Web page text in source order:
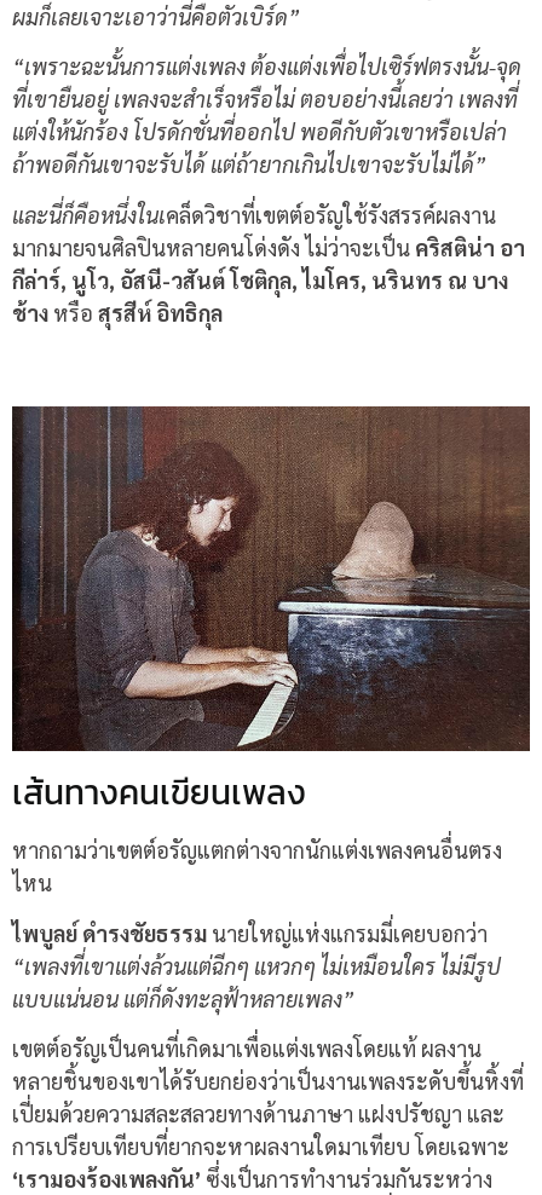
ผมก็เลยเจาะเอาว่านี่คือตัวเบิร์ด”
“เพราะฉะนั้นการแต่งเพลง ต้องแต่งเพื่อไปเซิร์ฟตรงนั้น-จุด
ที่เขายืนอยู่ เพลงจะสำเร็จหรือไม่ ตอบอย่างนี้เลยว่า เพลงที่
แต่งให้นักร้อง โปรดักชั่นที่ออกไป พอดีกับตัวเขาหรือเปล่า
ถ้าพอดีกันเขาจะรับได้ แต่ถ้ายากเกินไปเขาจะรับไม่ได้”
และนี่ก็คือหนึ่งในเคล็ดวิชาที่เขตต์อรัญใช้รังสรรค์ผลงาน
มากมายจนศิลปินหลายคนโด่งดัง ไม่ว่าจะเป็น คริสติน่า อา
กีล่าร์, นูโว, อัสนี-วสันต์ โชติกุล, ไมโคร, นรินทร ณ บาง
ช้าง หรือ สุรสีห์ อิทธิกุล
เส้นทางคนเขียนเพลง
หากถามว่าเขตต์อรัญแตกต่างจากนักแต่งเพลงคนอื่นตรง
ไหน
ไพบูลย์ ดำรงชัยธรรม นายใหญ่แห่งแกรมมี่เคยบอกว่า
“เพลงที่เขาแต่งล้วนแต่ฉีกๆ แหวกๆ ไม่เหมือนใคร ไม่มีรูป
แบบแน่นอน แต่ก็ดังทะลุฟ้าหลายเพลง”
เขตต์อรัญเป็นคนที่เกิดมาเพื่อแต่งเพลงโดยแท้ ผลงาน
หลายชิ้นของเขาได้รับยกย่องว่าเป็นงานเพลงระดับขึ้นหิ้งที่
เปี่ยมด้วยความสละสลวยทางด้านภาษา แฝงปรัชญา และ
การเปรียบเทียบที่ยากจะหาผลงานใดมาเทียบ โดยเฉพาะ
‘เรามองร้องเพลงกัน’ ซึ่งเป็นการทำงานร่วมกันระหว่าง